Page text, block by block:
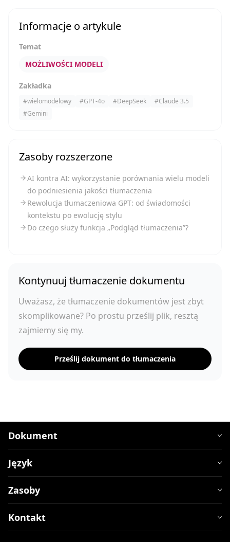
Informacje o artykule
Temat
MOŻLIWOŚCI MODELI
Zakładka
#wielomodelowy #GPT-4o #DeepSeek #Claude 3.5
#Gemini
Zasoby rozszerzone
AI kontra AI: wykorzystanie porównania wielu modeli
do podniesienia jakości tłumaczenia
Rewolucja tłumaczeniowa GPT: od świadomości
kontekstu po ewolucję stylu
Do czego służy funkcja „Podgląd tłumaczenia”?
Kontynuuj tłumaczenie dokumentu
Uważasz, że tłumaczenie dokumentów jest zbyt
skomplikowane? Po prostu prześlij plik, resztą
zajmiemy się my.
Prześlij dokument do tłumaczenia
Dokument
Język
Zasoby
Kontakt